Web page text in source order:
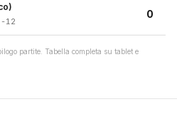
-12
0
partite. Tabella completa su tablet e